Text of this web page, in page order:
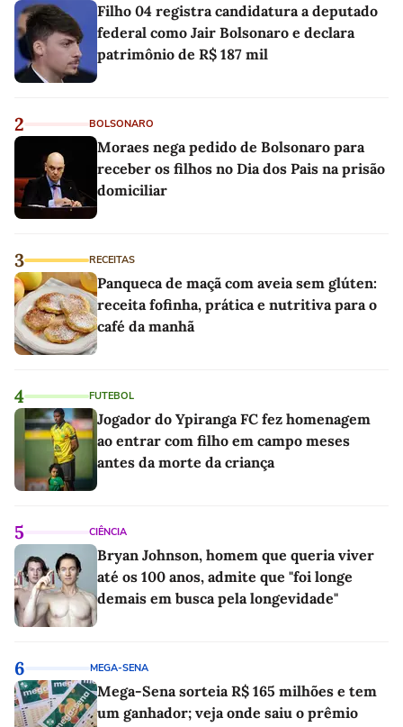
Filho 04 registra candidatura a deputado
federal como Jair Bolsonaro e declara
patrimônio de R$ 187 mil
2 BOLSONARO
Moraes nega pedido de Bolsonaro para
receber os filhos no Dia dos Pais na prisão
domiciliar
3 RECEITAS
Panqueca de maçã com aveia sem glúten:
receita fofinha, prática e nutritiva para o
café da manhã
4 FUTEBOL
Jogador do Ypiranga FC fez homenagem
ao entrar com filho em campo meses
antes da morte da criança
5 CIÊNCIA
Bryan Johnson, homem que queria viver
até os 100 anos, admite que "foi longe
demais em busca pela longevidade"
6 MEGA-SENA
Mega-Sena sorteia R$ 165 milhões e tem
um ganhador; veja onde saiu o prêmio